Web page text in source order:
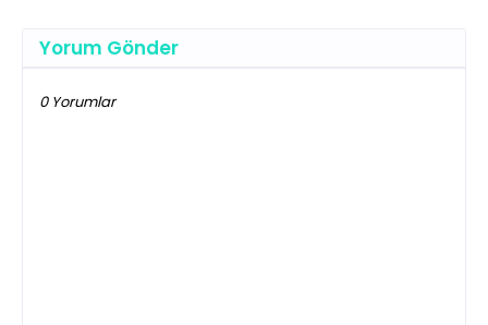
Yorum Gönder
0 Yorumlar